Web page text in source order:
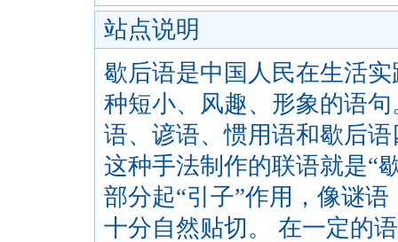
站点说明
歇后语是中国人民在生活
种短小、风趣、形象的语
语、谚语、惯用语和歇后
这种手法制作的联语就是“
部分起“引子”作用，像谜
十分自然贴切。 在一定的